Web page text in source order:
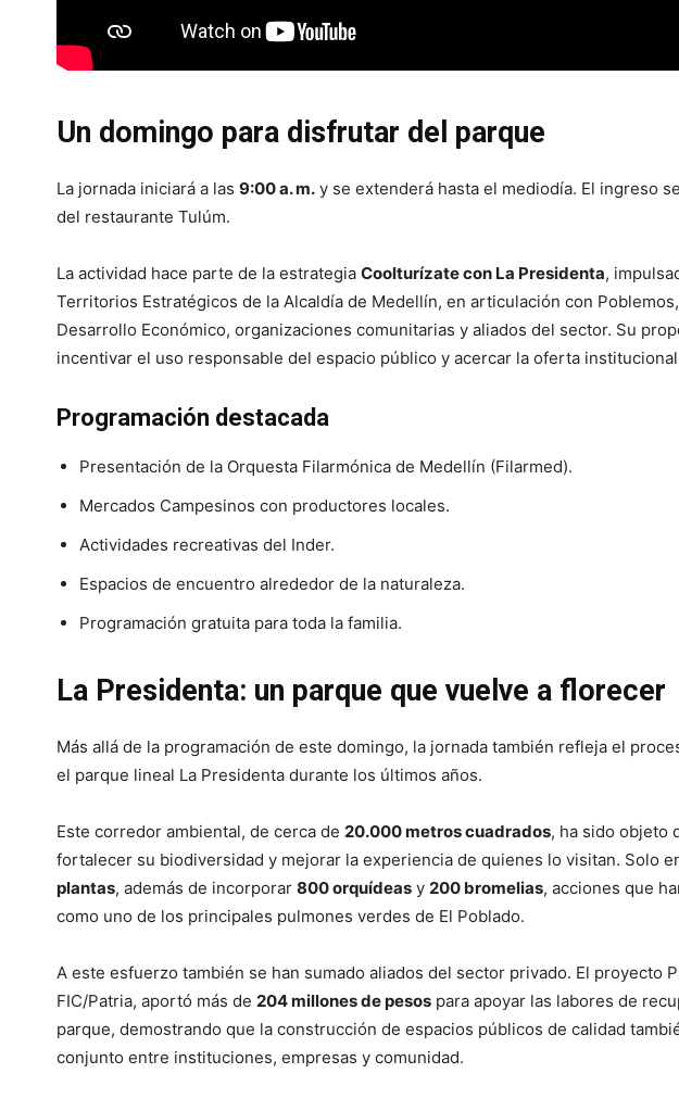
Un domingo para disfrutar del parque
La jornada iniciará a las 9:00 a. m. y se extenderá hasta el mediodía. El ingreso
del restaurante Tulúm.
La actividad hace parte de la estrategia Coolturízate con La Presidenta,
Territorios Estratégicos de la Alcaldía de Medellín, en articulación con
Desarrollo Económico, organizaciones comunitarias y aliados del sector. Su
incentivar el uso responsable del espacio público y acercar la oferta institucional
Programación destacada
Presentación de la Orquesta Filarmónica de Medellín (Filarmed).
Mercados Campesinos con productores locales.
Actividades recreativas del Inder.
Espacios de encuentro alrededor de la naturaleza.
Programación gratuita para toda la familia.
La Presidenta: un parque que vuelve a florecer
Más allá de la programación de este domingo, la jornada también refleja el
el parque lineal La Presidenta durante los últimos años.
Este corredor ambiental, de cerca de 20.000 metros cuadrados, ha sido objeto
fortalecer su biodiversidad y mejorar la experiencia de quienes lo visitan. Solo
plantas, además de incorporar 800 orquídeas y 200 bromelias, acciones que
como uno de los principales pulmones verdes de El Poblado.
A este esfuerzo también se han sumado aliados del sector privado. El proyecto
FIC/Patria, aportó más de 204 millones de pesos para apoyar las labores de
parque, demostrando que la construcción de espacios públicos de calidad
conjunto entre instituciones, empresas y comunidad.